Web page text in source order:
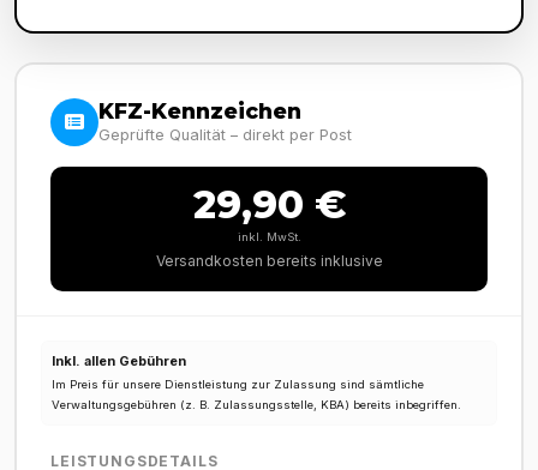
KFZ-Kennzeichen
Geprüfte Qualität – direkt per Post
29,90 €
inkl. MwSt.
Versandkosten bereits inklusive
Inkl. allen Gebühren
Im Preis für unsere Dienstleistung zur Zulassung sind sämtliche
Verwaltungsgebühren (z. B. Zulassungsstelle, KBA) bereits inbegriffen.
LEISTUNGSDETAILS